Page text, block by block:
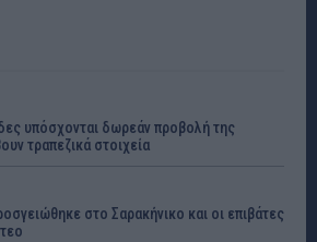
υπόσχονται δωρεάν προβολή της
τραπεζικά στοιχεία
στο Σαρακήνικο και οι επιβάτες